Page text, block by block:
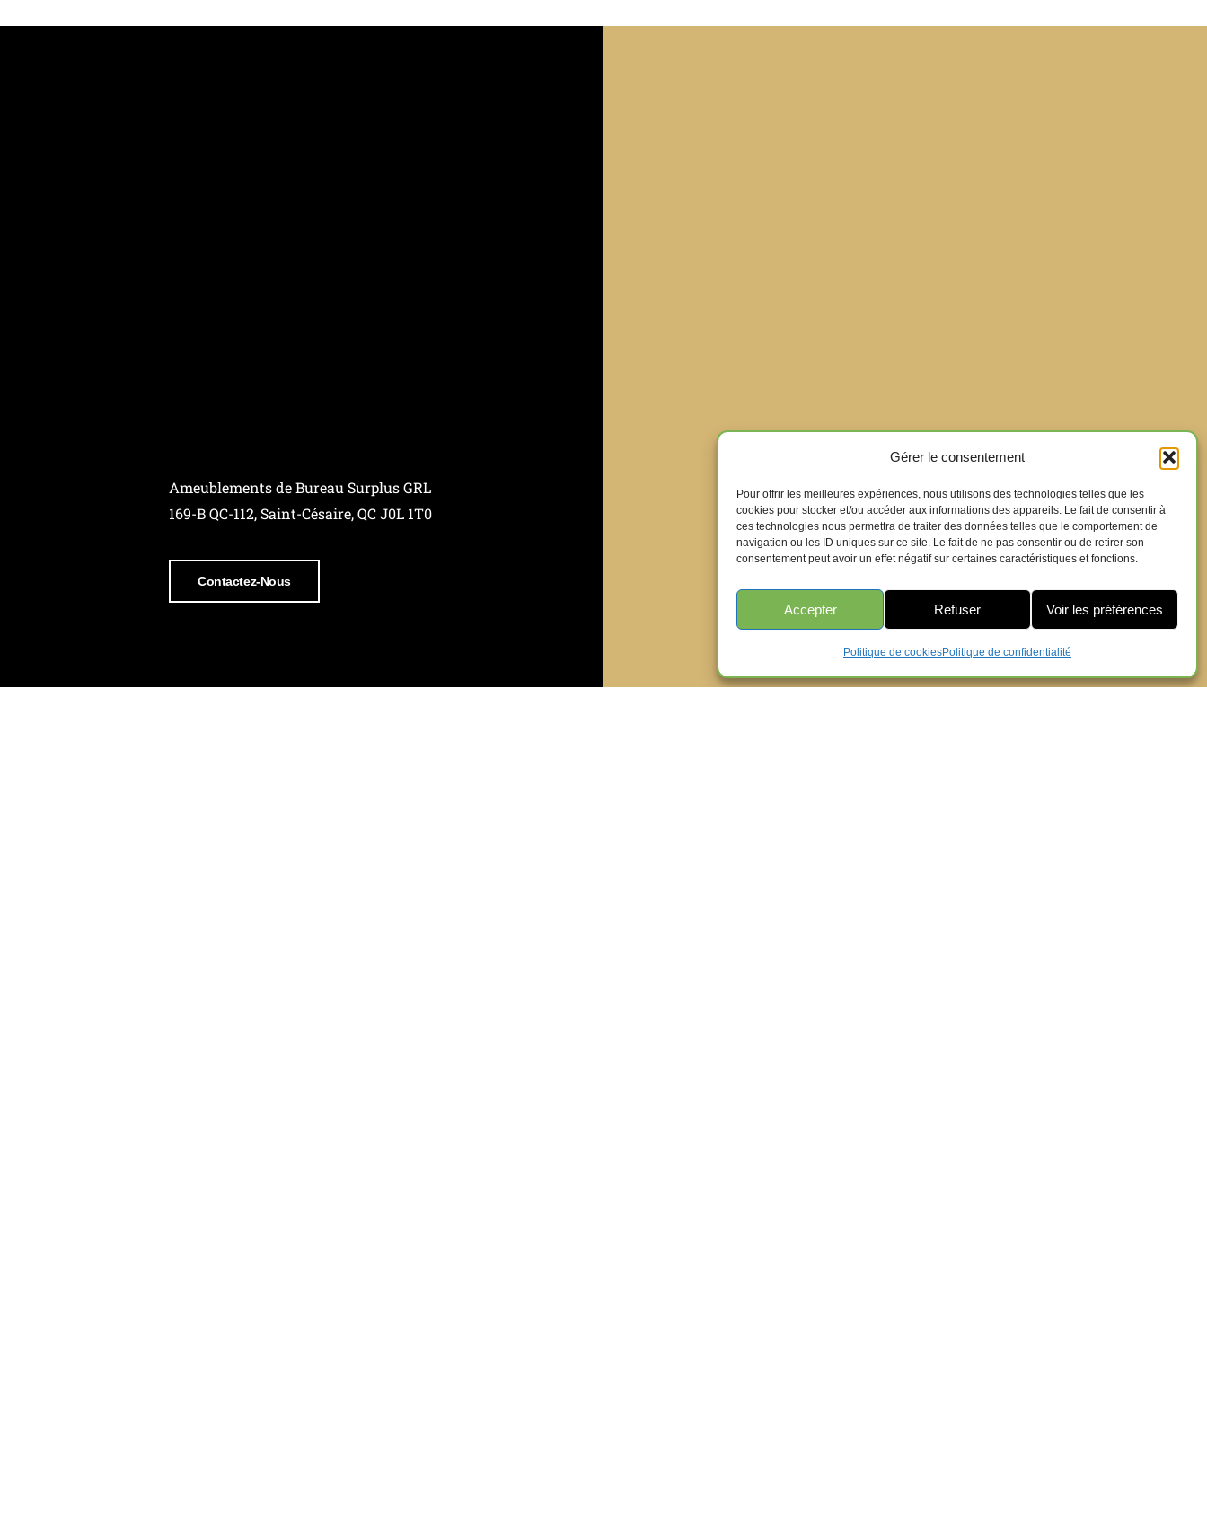
Gérer le consentement
Pour offrir les meilleures expériences, nous utilisons des technologies telles que les
cookies pour stocker et/ou accéder aux informations des appareils. Le fait de consentir à
ces technologies nous permettra de traiter des données telles que le comportement de
navigation ou les ID uniques sur ce site. Le fait de ne pas consentir ou de retirer son
consentement peut avoir un effet négatif sur certaines caractéristiques et fonctions.
Accepter Refuser Voir les préférences
Politique de cookiesPolitique de confidentialité
Ameublements de Bureau Surplus GRL
169-B QC-112, Saint-Césaire, QC J0L 1T0
Contactez-Nous